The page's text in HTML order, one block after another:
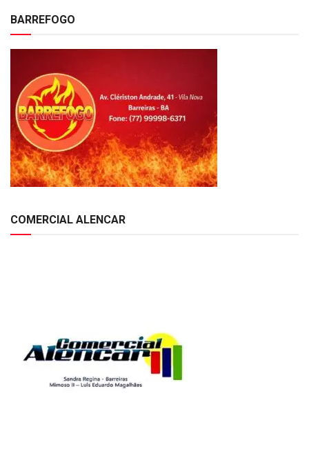
BARREFOGO
COMERCIAL ALENCAR